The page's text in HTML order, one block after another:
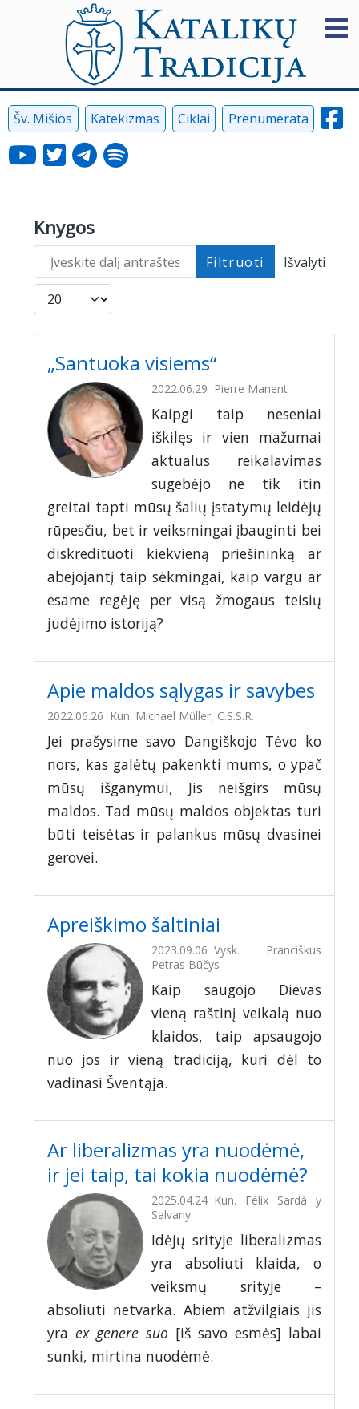
Šv. Mišios Katekizmas Ciklai Prenumerata
Knygos
Įveskite dalį antraštės Filtruoti
Išvalyti
Rodyti po
„Santuoka visiems“
2022.06.29 Pierre Manent
Kaipgi taip neseniai
iškilęs ir vien mažumai
aktualus reikalavimas
sugebėjo ne tik itin
greitai tapti mūsų šalių įstatymų leidėjų
rūpesčiu, bet ir veiksmingai įbauginti bei
diskredituoti kiekvieną priešininką ar
abejojantį taip sėkmingai, kaip vargu ar
esame regėję per visą žmogaus teisių
judėjimo istoriją?
Apie maldos sąlygas ir savybes
2022.06.26 Kun. Michael Müller, C.S.S.R.
Jei prašysime savo Dangiškojo Tėvo ko
nors, kas galėtų pakenkti mums, o ypač
mūsų išganymui, Jis neišgirs mūsų
maldos. Tad mūsų maldos objektas turi
būti teisėtas ir palankus mūsų dvasinei
gerovei.
Apreiškimo šaltiniai
2023.09.06 Vysk. Pranciškus
Petras Būčys
Kaip saugojo Dievas
vieną raštinį veikalą nuo
klaidos, taip apsaugojo
nuo jos ir vieną tradiciją, kuri dėl to
vadinasi Šventąja.
Ar liberalizmas yra nuodėmė,
ir jei taip, tai kokia nuodėmė?
2025.04.24 Kun. Félix Sardà y
Salvany
Idėjų srityje liberalizmas
yra absoliuti klaida, o
veiksmų srityje –
absoliuti netvarka. Abiem atžvilgiais jis
yra ex genere suo [iš savo esmės] labai
sunki, mirtina nuodėmė.